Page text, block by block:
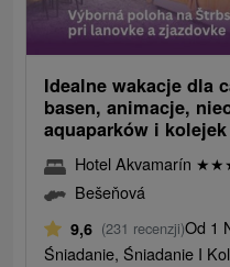
Idealne wakacje dla
basen, animacje,
aquaparków i
Hotel Akvamarín ★★
Bešeňová
9,6 (231 recenzji)Od 1
Śniadanie, Śniadanie I